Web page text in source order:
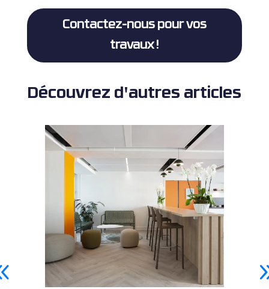
Contactez-nous pour vos
travaux !
Découvrez d'autres articles